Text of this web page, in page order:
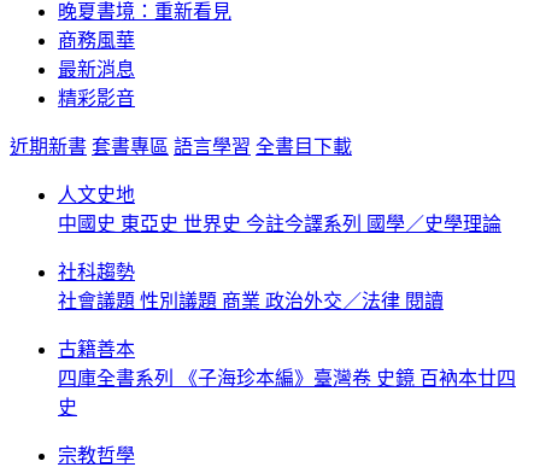
晚夏書境：重新看見
商務風華
最新消息
精彩影音
近期新書 套書專區 語言學習 全書目下載
人文史地
中國史 東亞史 世界史 今註今譯系列 國學／史學理論
社科趨勢
社會議題 性別議題 商業 政治外交／法律 閱讀
古籍善本
四庫全書系列
《子海珍本編》臺灣卷 史鏡 百衲本廿四
史
宗教哲學